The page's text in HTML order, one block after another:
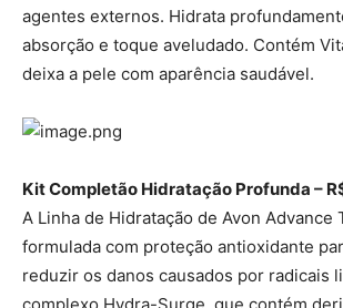
agentes externos. Hidrata
absorção e toque aveludado. Contém
deixa a pele com aparência saudável.
Kit Completão Hidratação Profunda –
A Linha de Hidratação de Avon Advance
formulada com proteção antioxidante
reduzir os danos causados por radicais